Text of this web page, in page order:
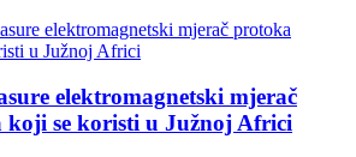
elektromagnetski mjerač
koji se koristi u Južnoj Africi